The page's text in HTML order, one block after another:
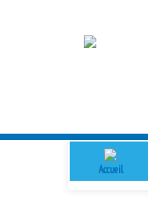
Accueil